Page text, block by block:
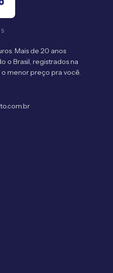
Mais de 20 anos
o Brasil, registrados na
menor preço pra você.